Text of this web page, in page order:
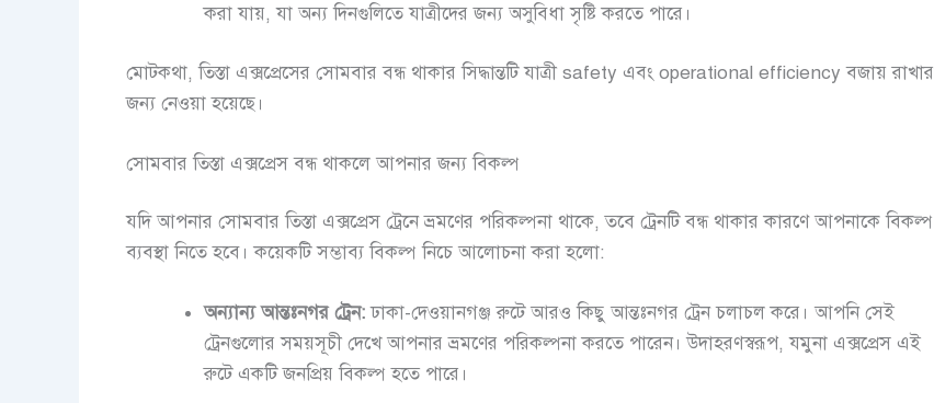
করা যায়, যা অন্য দিনগুলিতে যাত্রীদের জন্য অসুবিধা সৃষ্টি করতে পারে।
মোটকথা, তিস্তা এক্সপ্রেসের সোমবার বন্ধ থাকার সিদ্ধান্তটি যাত্রী safety এবং operational efficiency বজায় রাখার
জন্য নেওয়া হয়েছে।
সোমবার তিস্তা এক্সপ্রেস বন্ধ থাকলে আপনার জন্য বিকল্প
যদি আপনার সোমবার তিস্তা এক্সপ্রেস ট্রেনে ভ্রমণের পরিকল্পনা থাকে, তবে ট্রেনটি বন্ধ থাকার কারণে আপনাকে বিকল্প
ব্যবস্থা নিতে হবে। কয়েকটি সম্ভাব্য বিকল্প নিচে আলোচনা করা হলো:
অন্যান্য আন্তঃনগর ট্রেন:ঢাকা-দেওয়ানগঞ্জ রুটে আরও কিছু আন্তঃনগর ট্রেন চলাচল করে। আপনি সেই
ট্রেনগুলোর সময়সূচী দেখে আপনার ভ্রমণের পরিকল্পনা করতে পারেন। উদাহরণস্বরূপ, যমুনা এক্সপ্রেস এই
রুটে একটি জনপ্রিয় বিকল্প হতে পারে।